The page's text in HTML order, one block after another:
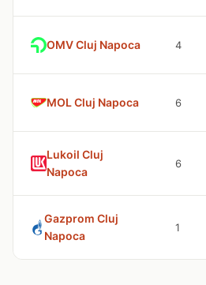
OMV Cluj Napoca 4
MOL Cluj Napoca 6
Lukoil Cluj
Napoca
6
Gazprom Cluj
Napoca
1